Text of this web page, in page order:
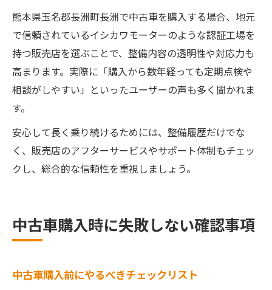
熊本県玉名郡長洲町長洲で中古車を購入する場合、地元
で信頼されているイシカワモーターのような認証工場を
持つ販売店を選ぶことで、整備内容の透明性や対応力も
高まります。実際に「購入から数年経っても定期点検や
相談がしやすい」といったユーザーの声も多く聞かれま
す。
安心して長く乗り続けるためには、整備履歴だけでな
く、販売店のアフターサービスやサポート体制もチェッ
クし、総合的な信頼性を重視しましょう。
中古車購入時に失敗しない確認事項
中古車購入前にやるべきチェックリスト